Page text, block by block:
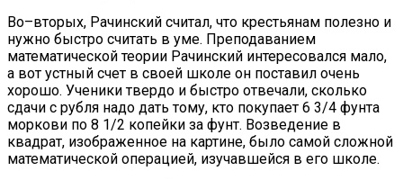
Во–вторых, Рачинский считал, что крестьянам полезно и
нужно быстро считать в уме. Преподаванием
математической теории Рачинский интересовался мало,
а вот устный счет в своей школе он поставил очень
хорошо. Ученики твердо и быстро отвечали, сколько
сдачи с рубля надо дать тому, кто покупает 6 3/4 фунта
моркови по 8 1/2 копейки за фунт. Возведение в
квадрат, изображенное на картине, было самой сложной
математической операцией, изучавшейся в его школе.